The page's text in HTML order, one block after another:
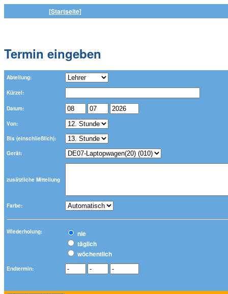
[Startseite]
Termin eingeben
Abteilung:
Kürzel:
Datum:
Von:
Bis (einschließlich):
Gerät:
zusätzliche Mitteilung
Farbe:
Wiederholung:
nie
täglich
wöchentlich
Endtermin: